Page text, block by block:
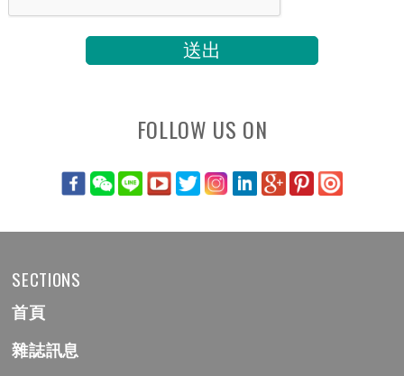
FOLLOW US ON
SECTIONS
首頁
雜誌訊息